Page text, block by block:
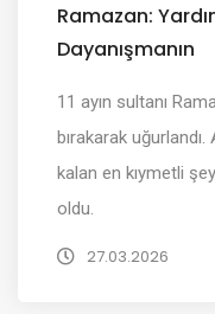
Ramazan:
Dayanışmanın
11 ayın sultanı
bırakarak
kalan en kıymetli
oldu.
27.03.2026